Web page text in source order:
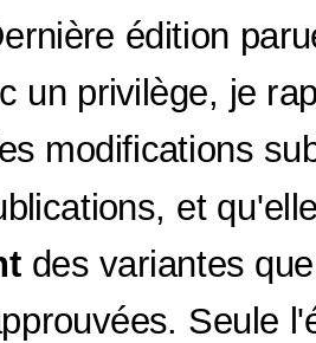
édition
un privilège, je
modifications
et
des variantes
Seule